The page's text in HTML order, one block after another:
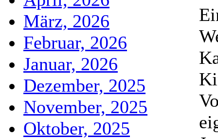
März, 2026
Februar, 2026
Januar, 2026
Dezember, 2025
November, 2025
Oktober, 2025